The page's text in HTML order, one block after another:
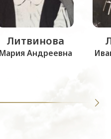
Литвинова
Мария Андреевна